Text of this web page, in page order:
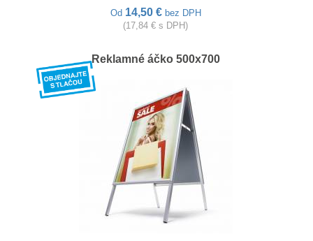
Od 14,50 € bez DPH
(17,84 € s DPH)
Reklamné áčko 500x700